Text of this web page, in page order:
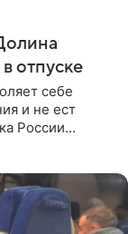
отпуске
себе
и не ест
России